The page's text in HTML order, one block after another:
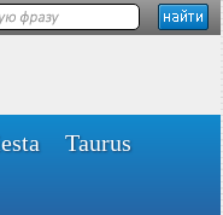
Taurus